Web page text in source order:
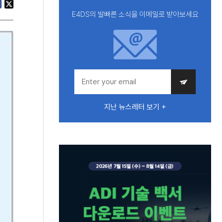
E4DS의 발빠른 소식을 이메일로 받아보세요
지난 뉴스레터 보기 +